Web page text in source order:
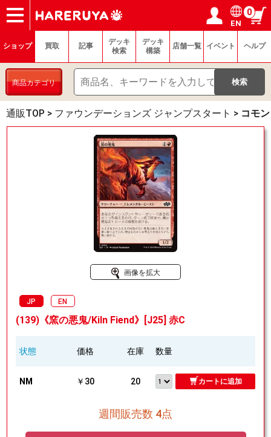
ショップ
買取
記事
デッキ検索
デッキ構築
選手一覧
店舗一覧
イベント
ヘルプ
お問い合わせ ログイン／会員登録
マイページ
EN
0
ショップ 買取 記事
デッキ
検索
デッキ
構築
店舗一覧 イベント ヘルプ
商品カテゴリ
通販TOP > ファウンデーションズ ジャンプスタート > コモン
画像を拡大
JP EN
(139)《窯の悪鬼/Kiln Fiend》[J25] 赤C
状態 価格 在庫 数量
NM ￥30 20 カートに追加
週間販売数 4点